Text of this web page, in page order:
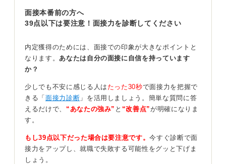
きにおすすめ！
しております」などと正直に伝えてみてください。
「緊張している」と言葉にすることで逆に気持ちが落ち
採用担当者も応募者が緊張することは理解しているの
で、きっと「ゆっくりで大丈夫ですよ」などとフォロー
してくれるはずですよ。
0
面接本番前の方へ
39点以下は要注意！面接力を診断してください
内定獲得のためには、面接での印象が大きなポイントと
なります。 あなたは自分の面接に自信を持っています
か？
少しでも不安に感じる人は たった30秒で面接力を把握で
きる「 面接力診断 」を活用しましょう。簡単な質問に答
えるだけで、 “あなたの強み” と “改善点”が明確になりま
す。
もし39点以下だった場合は要注意です。今すぐ診断で面
接力をアップし、就職で失敗する可能性をグッと下げま
しょう。